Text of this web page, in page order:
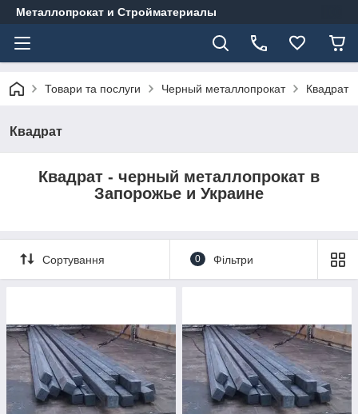
Металлопрокат и Стройматериалы
Товари та послуги Черный металлопрокат Квадрат
Квадрат
Квадрат - черный металлопрокат в
Запорожье и Украине
Сортування 0 Фільтри